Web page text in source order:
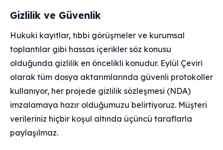
Gizlilik ve Güvenlik
Hukuki kayıtlar, tıbbi görüşmeler ve kurumsal
toplantılar gibi hassas içerikler söz konusu
olduğunda gizlilik en öncelikli konudur. Eylül Çeviri
olarak tüm dosya aktarımlarında güvenli protokoller
kullanıyor, her projede gizlilik sözleşmesi (NDA)
imzalamaya hazır olduğumuzu belirtiyoruz. Müşteri
verileriniz hiçbir koşul altında üçüncü taraflarla
paylaşılmaz.